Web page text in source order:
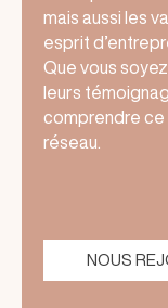
mais aussi les
esprit
Que vous
leurs
comprendre ce
réseau.
NOUS